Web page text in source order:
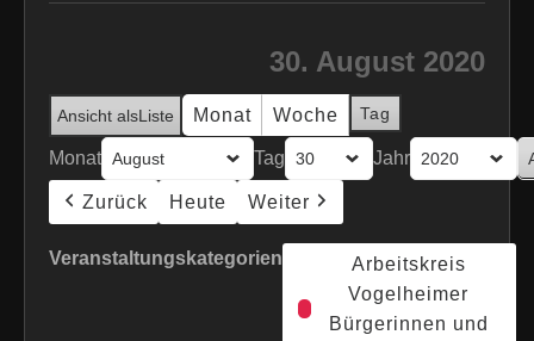
30. August 2020
Ansicht alsListe Monat Woche Tag
Monat Tag Jahr
Zurück Heute Weiter
Veranstaltungskategorien
Arbeitskreis
Vogelheimer
Bürgerinnen und